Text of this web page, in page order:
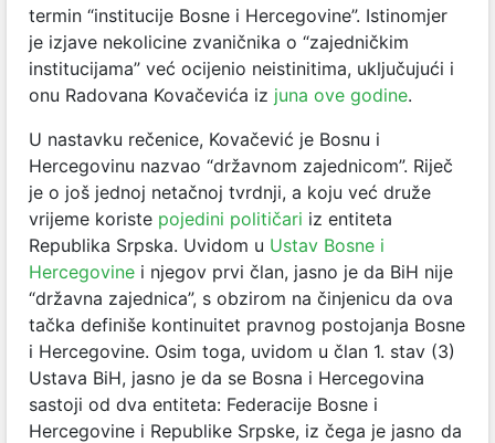
termin “institucije Bosne i Hercegovine”. Istinomjer
je izjave nekolicine zvaničnika o “zajedničkim
institucijama” već ocijenio neistinitima, uključujući i
onu Radovana Kovačevića iz juna ove godine.
U nastavku rečenice, Kovačević je Bosnu i
Hercegovinu nazvao “državnom zajednicom”. Riječ
je o još jednoj netačnoj tvrdnji, a koju već druže
vrijeme koriste pojedini političari iz entiteta
Republika Srpska. Uvidom u Ustav Bosne i
Hercegovine i njegov prvi član, jasno je da BiH nije
“državna zajednica”, s obzirom na činjenicu da ova
tačka definiše kontinuitet pravnog postojanja Bosne
i Hercegovine. Osim toga, uvidom u član 1. stav (3)
Ustava BiH, jasno je da se Bosna i Hercegovina
sastoji od dva entiteta: Federacije Bosne i
Hercegovine i Republike Srpske, iz čega je jasno da